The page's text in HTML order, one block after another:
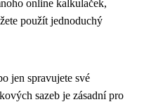
online kalkulaček,
použít jednoduchý
jen spravujete své
sazeb je zásadní pro